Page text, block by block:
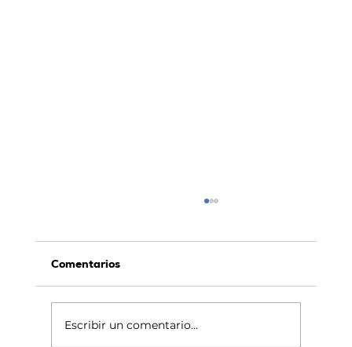
Comentarios
Escribir un comentario...